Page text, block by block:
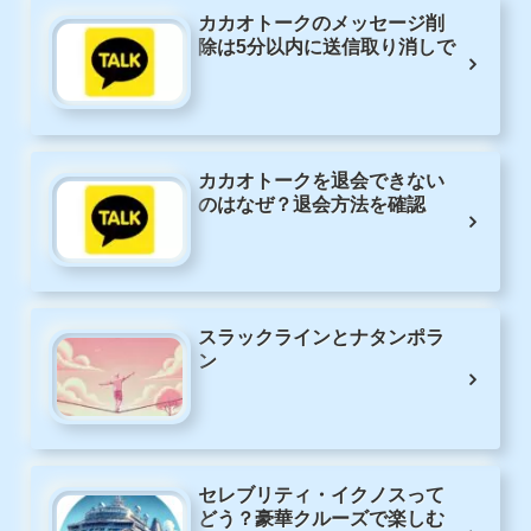
カカオトークのメッセージ削
除は5分以内に送信取り消しで
カカオトークを退会できない
のはなぜ？退会方法を確認
スラックラインとナタンポラ
ン
セレブリティ・イクノスって
どう？豪華クルーズで楽しむ